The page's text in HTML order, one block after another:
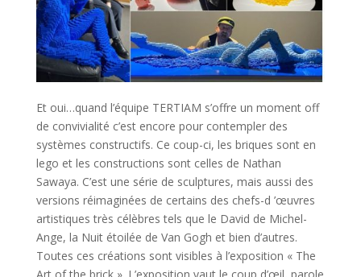
Et oui…quand l’équipe TERTIAM s’offre un moment off
de convivialité c’est encore pour contempler des
systèmes constructifs. Ce coup-ci, les briques sont en
lego et les constructions sont celles de Nathan
Sawaya. C’est une série de sculptures, mais aussi des
versions réimaginées de certains des chefs-d ’œuvres
artistiques très célèbres tels que le David de Michel-
Ange, la Nuit étoilée de Van Gogh et bien d’autres.
Toutes ces créations sont visibles à l’exposition « The